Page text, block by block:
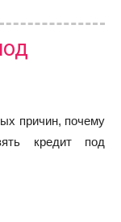
причин, почему
кредит под